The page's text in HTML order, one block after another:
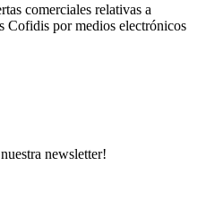
comerciales relativas a
Cofidis por medios electrónicos
newsletter!